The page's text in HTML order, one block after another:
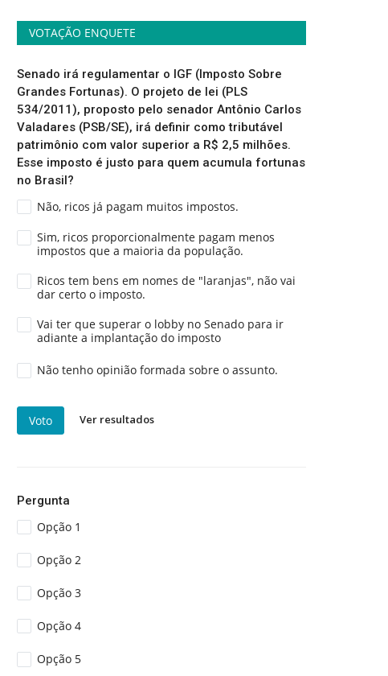
VOTAÇÃO ENQUETE
Senado irá regulamentar o IGF (Imposto Sobre
Grandes Fortunas). O projeto de lei (PLS
534/2011), proposto pelo senador Antônio Carlos
Valadares (PSB/SE), irá definir como tributável
patrimônio com valor superior a R$ 2,5 milhões.
Esse imposto é justo para quem acumula fortunas
no Brasil?
Não, ricos já pagam muitos impostos.
Sim, ricos proporcionalmente pagam menos
impostos que a maioria da população.
Ricos tem bens em nomes de "laranjas", não vai
dar certo o imposto.
Vai ter que superar o lobby no Senado para ir
adiante a implantação do imposto
Não tenho opinião formada sobre o assunto.
Voto Ver resultados
Pergunta
Opção 1
Opção 2
Opção 3
Opção 4
Opção 5